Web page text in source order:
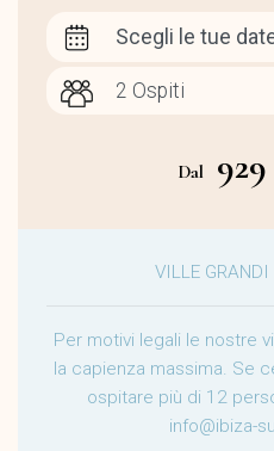
Scegli le tue
Dal
VILLE
Per motivi legali le nostre
la capienza massima. Se
ospitare più di 12
info@ibiza-